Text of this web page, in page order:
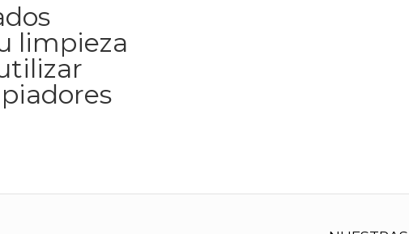
limpieza